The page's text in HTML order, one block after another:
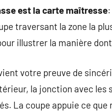
est la carte maîtresse
traversant la zone la
illustrer la manière
votre preuve de
la jonction avec les
La coupe appuie ce